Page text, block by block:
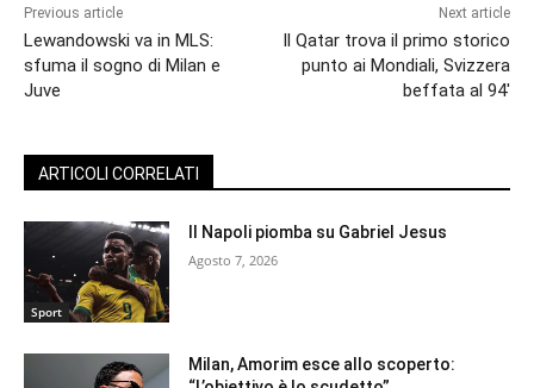
Previous article
Lewandowski va in MLS:
sfuma il sogno di Milan e
Juve
Next article
Il Qatar trova il primo storico
punto ai Mondiali, Svizzera
beffata al 94′
ARTICOLI CORRELATI
Sport
Il Napoli piomba su Gabriel Jesus
Agosto 7, 2026
Milan, Amorim esce allo scoperto: